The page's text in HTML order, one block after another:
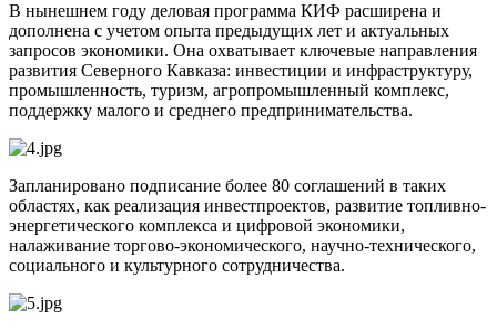
В нынешнем году деловая программа КИФ расширена и
дополнена с учетом опыта предыдущих лет и актуальных
запросов экономики. Она охватывает ключевые направления
развития Северного Кавказа: инвестиции и инфраструктуру,
промышленность, туризм, агропромышленный комплекс,
поддержку малого и среднего предпринимательства.
Запланировано подписание более 80 соглашений в таких
областях, как реализация инвестпроектов, развитие топливно-
энергетического комплекса и цифровой экономики,
налаживание торгово-экономического, научно-технического,
социального и культурного сотрудничества.